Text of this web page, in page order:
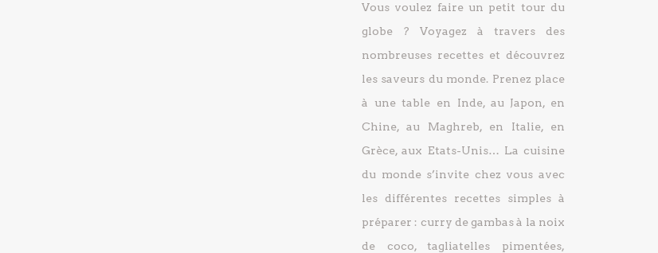
Vous voulez faire un petit tour du
globe ? Voyagez à travers des
nombreuses recettes et découvrez
les saveurs du monde. Prenez place
à une table en Inde, au Japon, en
Chine, au Maghreb, en Italie, en
Grèce, aux Etats-Unis… La cuisine
du monde s’invite chez vous avec
les différentes recettes simples à
préparer : curry de gambas à la noix
de coco, tagliatelles pimentées,